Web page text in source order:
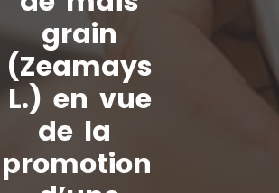
grain
(Zeamays
L.) en vue
de la
promotion